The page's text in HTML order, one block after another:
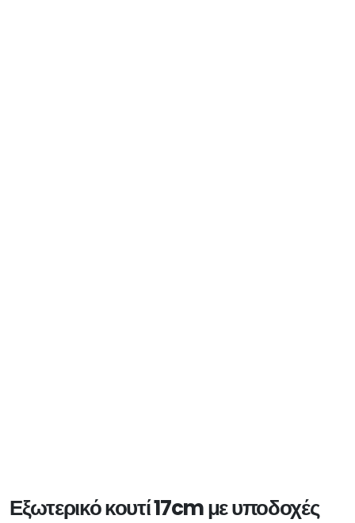
Εξωτερικό κουτί 17cm με υποδοχές